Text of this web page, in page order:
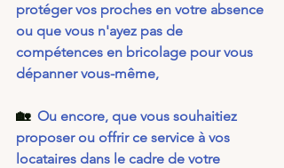
protéger vos proches en votre absence
ou que vous n'ayez pas de
compétences en bricolage pour vous
dépanner vous-même,
🏡 Ou encore, que vous souhaitiez
proposer ou offrir ce service à vos
locataires dans le cadre de votre